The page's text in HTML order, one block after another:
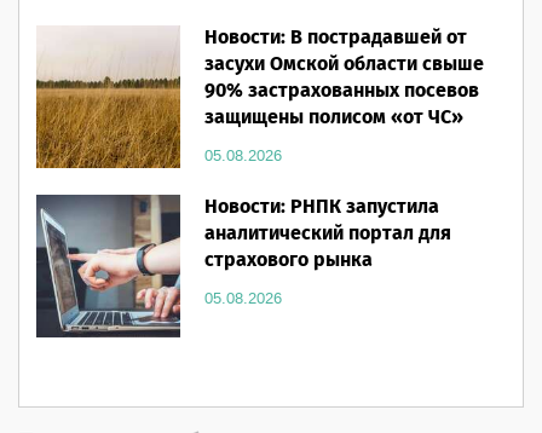
Новости: В пострадавшей от
засухи Омской области свыше
90% застрахованных посевов
защищены полисом «от ЧС»
05.08.2026
Новости: РНПК запустила
аналитический портал для
страхового рынка
05.08.2026